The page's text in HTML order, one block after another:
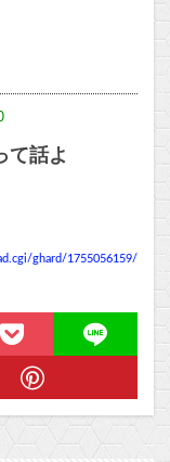
て話よ
ghard/1755056159/